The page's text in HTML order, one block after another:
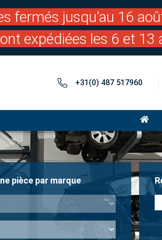
fermés jusqu'au 16
expédiées les 6 et 13
+31(0) 487 517960
pièce par marque